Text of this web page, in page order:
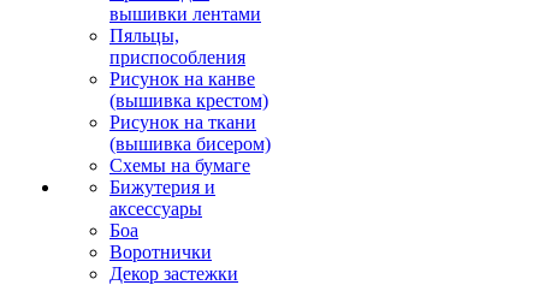
вышивки лентами
Пяльцы,
приспособления
Рисунок на канве
(вышивка крестом)
Рисунок на ткани
(вышивка бисером)
Схемы на бумаге
Бижутерия и
аксессуары
Боа
Воротнички
Декор застежки